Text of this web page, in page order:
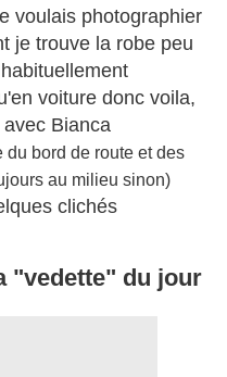
voulais photographier
je trouve la robe peu
voiture donc voila,
Bianca
du bord de route et des
au milieu sinon)
clichés
"vedette" du jour